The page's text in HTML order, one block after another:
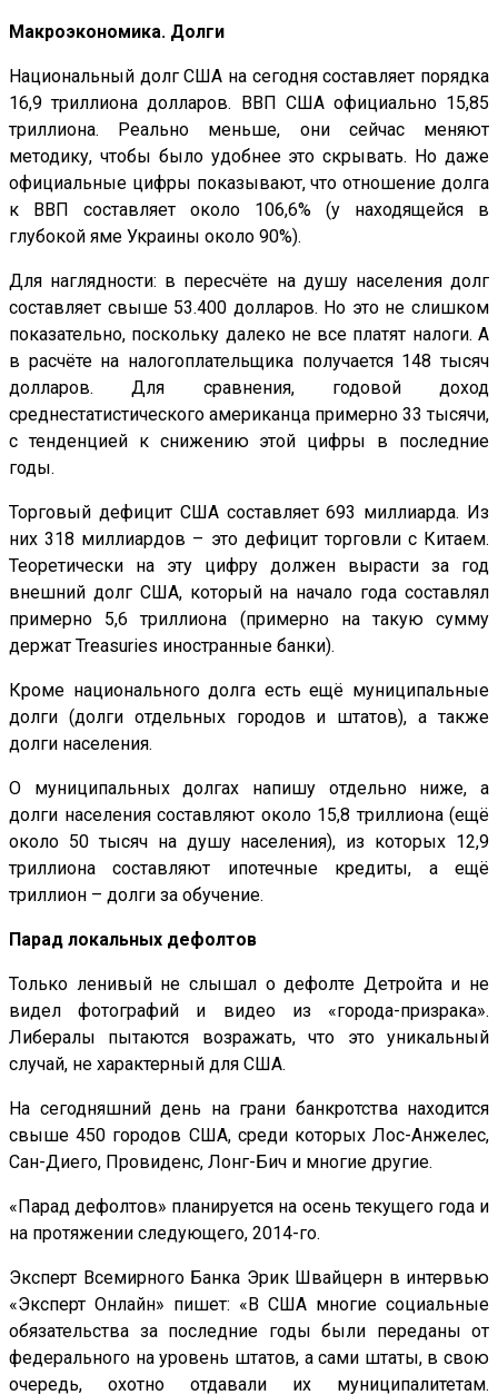
Макроэкономика. Долги
Национальный долг США на сегодня составляет порядка
16,9 триллиона долларов. ВВП США официально 15,85
триллиона. Реально меньше, они сейчас меняют
методику, чтобы было удобнее это скрывать. Но даже
официальные цифры показывают, что отношение долга
к ВВП составляет около 106,6% (у находящейся в
глубокой яме Украины около 90%).
Для наглядности: в пересчёте на душу населения долг
составляет свыше 53.400 долларов. Но это не слишком
показательно, поскольку далеко не все платят налоги. А
в расчёте на налогоплательщика получается 148 тысяч
долларов. Для сравнения, годовой доход
среднестатистического американца примерно 33 тысячи,
с тенденцией к снижению этой цифры в последние
годы.
Торговый дефицит США составляет 693 миллиарда. Из
них 318 миллиардов – это дефицит торговли с Китаем.
Теоретически на эту цифру должен вырасти за год
внешний долг США, который на начало года составлял
примерно 5,6 триллиона (примерно на такую сумму
держат Treasuries иностранные банки).
Кроме национального долга есть ещё муниципальные
долги (долги отдельных городов и штатов), а также
долги населения.
О муниципальных долгах напишу отдельно ниже, а
долги населения составляют около 15,8 триллиона (ещё
около 50 тысяч на душу населения), из которых 12,9
триллиона составляют ипотечные кредиты, а ещё
триллион – долги за обучение.
Парад локальных дефолтов
Только ленивый не слышал о дефолте Детройта и не
видел фотографий и видео из «города-призрака».
Либералы пытаются возражать, что это уникальный
случай, не характерный для США.
На сегодняшний день на грани банкротства находится
свыше 450 городов США, среди которых Лос-Анжелес,
Сан-Диего, Провиденс, Лонг-Бич и многие другие.
«Парад дефолтов» планируется на осень текущего года и
на протяжении следующего, 2014-го.
Эксперт Всемирного Банка Эрик Швайцерн в интервью
«Эксперт Онлайн» пишет: «В США многие социальные
обязательства за последние годы были переданы от
федерального на уровень штатов, а сами штаты, в свою
очередь, охотно отдавали их муниципалитетам.